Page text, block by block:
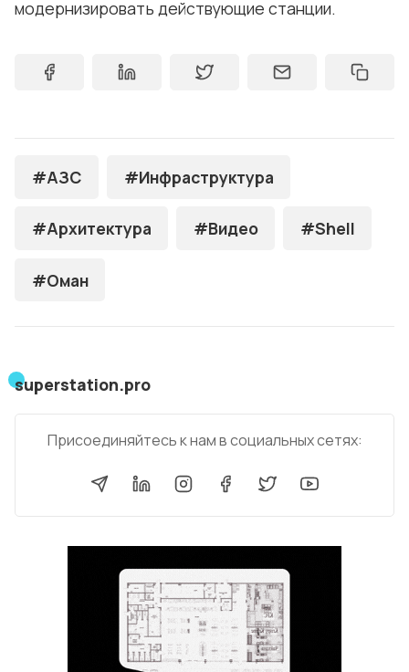
модернизировать действующие станции.
#АЗС #Инфраструктура
#Архитектура #Видео #Shell
#Оман
superstation.pro
Присоединяйтесь к нам в социальных сетях: